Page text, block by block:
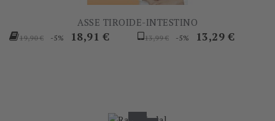
ASSE TIROIDE-INTESTINO
Prezzo
19,90 € -5% Prezzo
18,91 €
Prezzo
13,99 € -5% Prezzo
13,29 €